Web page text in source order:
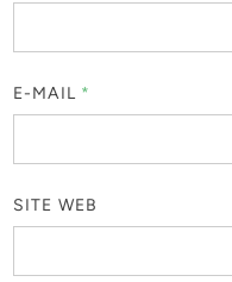
E-MAIL *
SITE WEB